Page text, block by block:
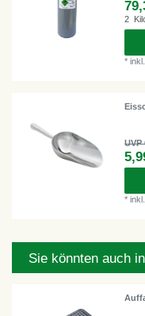
2
*
UVP
*
Sie könnten auch